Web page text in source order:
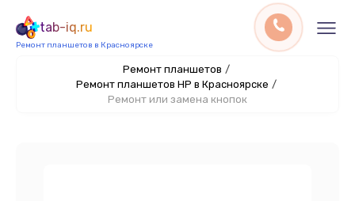
tab-iq.ru
Ремонт планшетов в Красноярске
Ремонт планшетов /
Ремонт планшетов HP в Красноярске /
Ремонт или замена кнопок